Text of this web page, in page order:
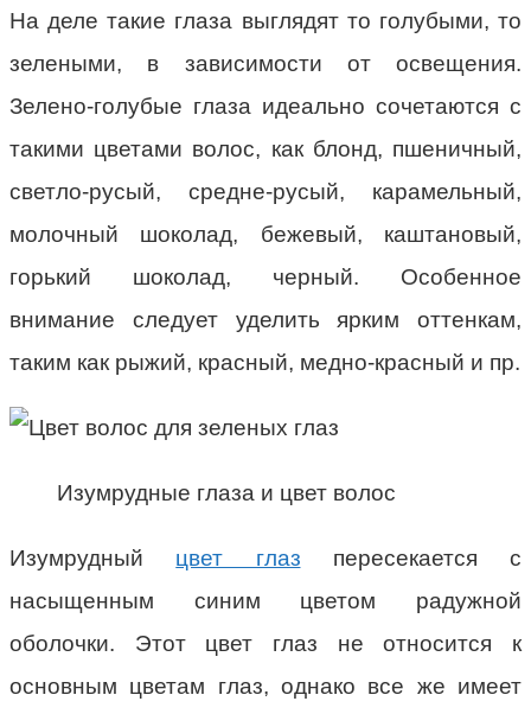
На деле такие глаза выглядят то голубыми, то
зелеными, в зависимости от освещения.
Зелено-голубые глаза идеально сочетаются с
такими цветами волос, как блонд, пшеничный,
светло-русый, средне-русый, карамельный,
молочный шоколад, бежевый, каштановый,
горький шоколад, черный. Особенное
внимание следует уделить ярким оттенкам,
таким как рыжий, красный, медно-красный и пр.
Изумрудные глаза и цвет волос
Изумрудный цвет глаз пересекается с
насыщенным синим цветом радужной
оболочки. Этот цвет глаз не относится к
основным цветам глаз, однако все же имеет